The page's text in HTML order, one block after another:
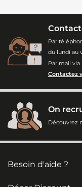
Par
du lundi au
Par mail via
Contactez
On
Découvrez
Besoin d'aide ?